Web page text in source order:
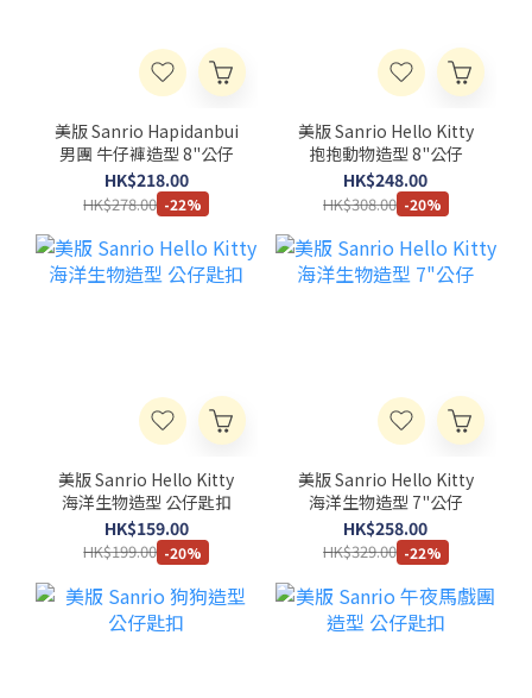
美版 Sanrio Hapidanbui
男團 牛仔褲造型 8"公仔
HK$218.00
HK$278.00 -22%
美版 Sanrio Hello Kitty
抱抱動物造型 8"公仔
HK$248.00
HK$308.00 -20%
美版 Sanrio Hello Kitty
海洋生物造型 公仔匙扣
HK$159.00
HK$199.00 -20%
美版 Sanrio Hello Kitty
海洋生物造型 7"公仔
HK$258.00
HK$329.00 -22%